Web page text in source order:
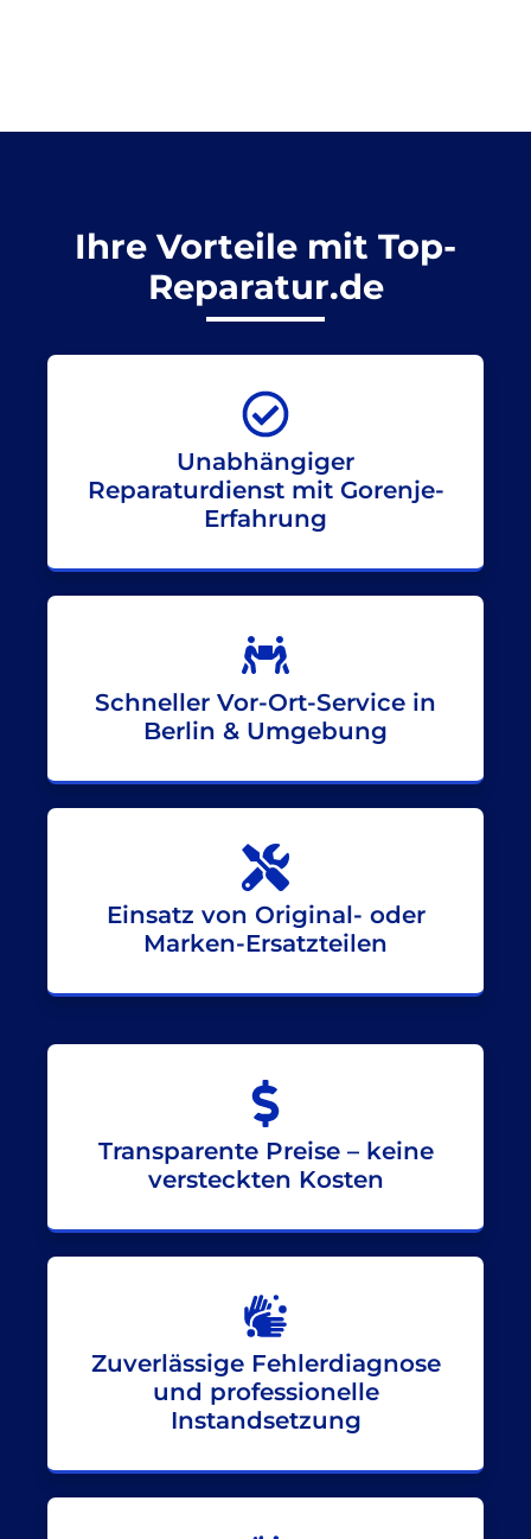
Ihre Vorteile mit Top-
Reparatur.de
Unabhängiger
Reparaturdienst mit Gorenje-
Erfahrung
Schneller Vor-Ort-Service in
Berlin & Umgebung
Einsatz von Original- oder
Marken-Ersatzteilen
Transparente Preise – keine
versteckten Kosten
Zuverlässige Fehlerdiagnose
und professionelle
Instandsetzung